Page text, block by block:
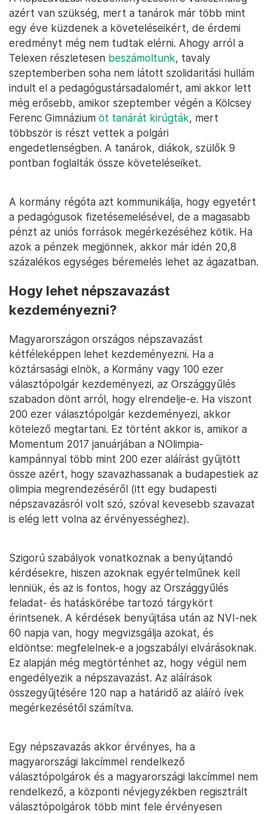
azért van szükség, mert a tanárok már több mint
egy éve küzdenek a követeléseikért, de érdemi
eredményt még nem tudtak elérni. Ahogy arról a
Telexen részletesen beszámoltunk, tavaly
szeptemberben soha nem látott szolidaritási hullám
indult el a pedagógustársadalomért, ami akkor lett
még erősebb, amikor szeptember végén a Kölcsey
Ferenc Gimnázium öt tanárát kirúgták, mert
többször is részt vettek a polgári
engedetlenségben. A tanárok, diákok, szülők 9
pontban foglalták össze követeléseiket.
A kormány régóta azt kommunikálja, hogy egyetért
a pedagógusok fizetésemelésével, de a magasabb
pénzt az uniós források megérkezéséhez kötik. Ha
azok a pénzek megjönnek, akkor már idén 20,8
százalékos egységes béremelés lehet az ágazatban.
Hogy lehet népszavazást
kezdeményezni?
Magyarországon országos népszavazást
kétféleképpen lehet kezdeményezni. Ha a
köztársasági elnök, a Kormány vagy 100 ezer
választópolgár kezdeményezi, az Országgyűlés
szabadon dönt arról, hogy elrendelje-e. Ha viszont
200 ezer választópolgár kezdeményezi, akkor
kötelező megtartani. Ez történt akkor is, amikor a
Momentum 2017 januárjában a NOlimpia-
kampánnyal több mint 200 ezer aláírást gyűjtött
össze azért, hogy szavazhassanak a budapestiek az
olimpia megrendezéséről (itt egy budapesti
népszavazásról volt szó, szóval kevesebb szavazat
is elég lett volna az érvényességhez).
Szigorú szabályok vonatkoznak a benyújtandó
kérdésekre, hiszen azoknak egyértelműnek kell
lenniük, és az is fontos, hogy az Országgyűlés
feladat- és hatáskörébe tartozó tárgykört
érintsenek. A kérdések benyújtása után az NVI-nek
60 napja van, hogy megvizsgálja azokat, és
eldöntse: megfelelnek-e a jogszabályi elvárásoknak.
Ez alapján még megtörténhet az, hogy végül nem
engedélyezik a népszavazást. Az aláírások
összegyűjtésére 120 nap a határidő az aláíró ívek
megérkezésétől számítva.
Egy népszavazás akkor érvényes, ha a
magyarországi lakcímmel rendelkező
választópolgárok és a magyarországi lakcímmel nem
rendelkező, a központi névjegyzékben regisztrált
választópolgárok több mint fele érvényesen